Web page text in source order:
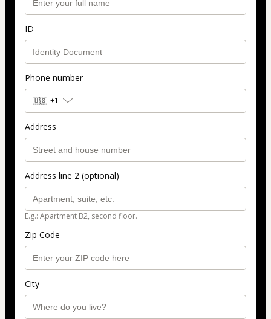
ID
Phone number
🇺🇸 +1
Address
Address line 2 (optional)
E.g.: Apartment B2, second floor.
Zip Code
City